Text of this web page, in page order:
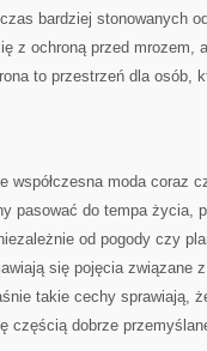
bardziej stonowanych
z ochroną przed mrozem,
to przestrzeń dla osób,
współczesna moda coraz
pasować do tempa życia,
od pogody czy
się pojęcia związane
takie cechy sprawiają,
częścią dobrze